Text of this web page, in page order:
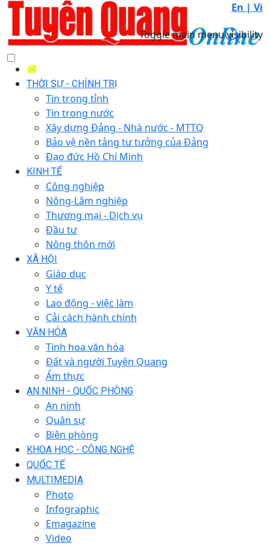
En | Vi
Toggle main menu visibility
THỜI SỰ - CHÍNH TRỊ
Tin trong tỉnh
Tin trong nước
Xây dựng Đảng - Nhà nước - MTTQ
Bảo vệ nền tảng tư tưởng của Đảng
Đạo đức Hồ Chí Minh
KINH TẾ
Công nghiệp
Nông-Lâm nghiệp
Thương mại - Dịch vụ
Đầu tư
Nông thôn mới
XÃ HỘI
Giáo dục
Y tế
Lao động - việc làm
Cải cách hành chính
VĂN HÓA
Tinh hoa văn hóa
Đất và người Tuyên Quang
Ẩm thực
AN NINH - QUỐC PHÒNG
An ninh
Quân sự
Biên phòng
KHOA HỌC - CÔNG NGHỆ
QUỐC TẾ
MULTIMEDIA
Photo
Infographic
Emagazine
Video